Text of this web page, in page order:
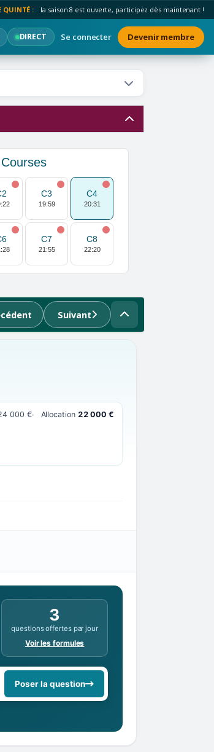
QUINTÉ : la saison 8 est ouverte, participez dès maintenant !
DIRECT Se connecter Devenir membre
Courses
C3
19:59
C4
20:31
C7
21:55
C8
22:20
Suivant
000 € Allocation 22 000 €
3
questions offertes par jour
Voir les formules
Poser la question